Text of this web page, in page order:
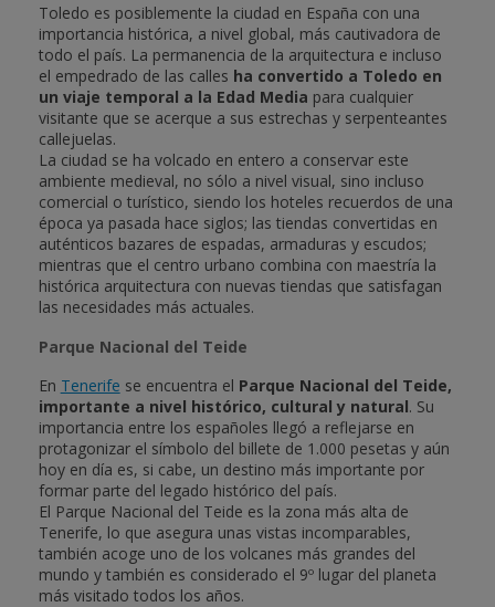
Toledo es posiblemente la ciudad en España con una
importancia histórica, a nivel global, más cautivadora de
todo el país. La permanencia de la arquitectura e incluso
el empedrado de las calles ha convertido a Toledo en
un viaje temporal a la Edad Media para cualquier
visitante que se acerque a sus estrechas y serpenteantes
callejuelas.
La ciudad se ha volcado en entero a conservar este
ambiente medieval, no sólo a nivel visual, sino incluso
comercial o turístico, siendo los hoteles recuerdos de una
época ya pasada hace siglos; las tiendas convertidas en
auténticos bazares de espadas, armaduras y escudos;
mientras que el centro urbano combina con maestría la
histórica arquitectura con nuevas tiendas que satisfagan
las necesidades más actuales.
Parque Nacional del Teide
En Tenerife se encuentra el Parque Nacional del Teide,
importante a nivel histórico, cultural y natural. Su
importancia entre los españoles llegó a reflejarse en
protagonizar el símbolo del billete de 1.000 pesetas y aún
hoy en día es, si cabe, un destino más importante por
formar parte del legado histórico del país.
El Parque Nacional del Teide es la zona más alta de
Tenerife, lo que asegura unas vistas incomparables,
también acoge uno de los volcanes más grandes del
mundo y también es considerado el 9º lugar del planeta
más visitado todos los años.